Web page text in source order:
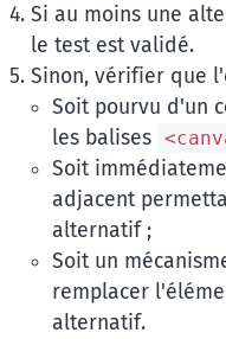
Si au moins une
le test est validé.
Sinon, vérifier que
Soit pourvu d'un
les balises
Soit
adjacent
alternatif ;
Soit un
remplacer
alternatif.